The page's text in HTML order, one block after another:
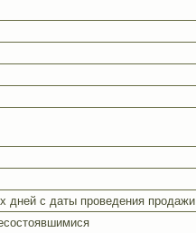
дней с даты проведения продажи